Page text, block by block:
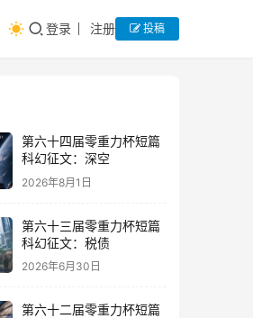
登录 注册 投稿
第六十四届零重力杯短篇
科幻征文：深空
2026年8月1日
第六十三届零重力杯短篇
科幻征文：税债
2026年6月30日
第六十二届零重力杯短篇